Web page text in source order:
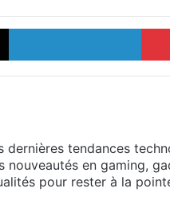
X
dernières tendances
nouveautés en gaming,
pour rester à la